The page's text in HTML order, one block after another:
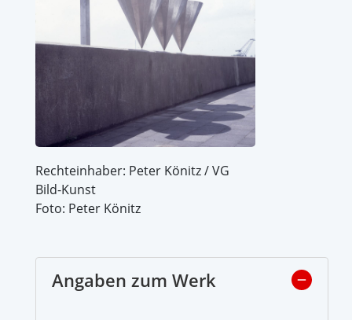
Rechteinhaber: Peter Könitz / VG
Bild-Kunst
Foto: Peter Könitz
Angaben zum Werk